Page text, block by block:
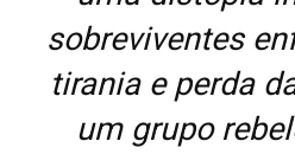
sobreviventes
tirania e perda
um grupo